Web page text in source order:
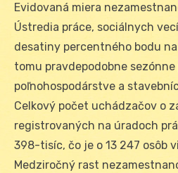
Evidovaná miera
Ústredia práce, sociálnych
desatiny percentného bodu
tomu pravdepodobne sezónne
poľnohospodárstve a
Celkový počet uchádzačov o
registrovaných na úradoch
398-tisíc, čo je o 13 247 osôb
Medziročný rast